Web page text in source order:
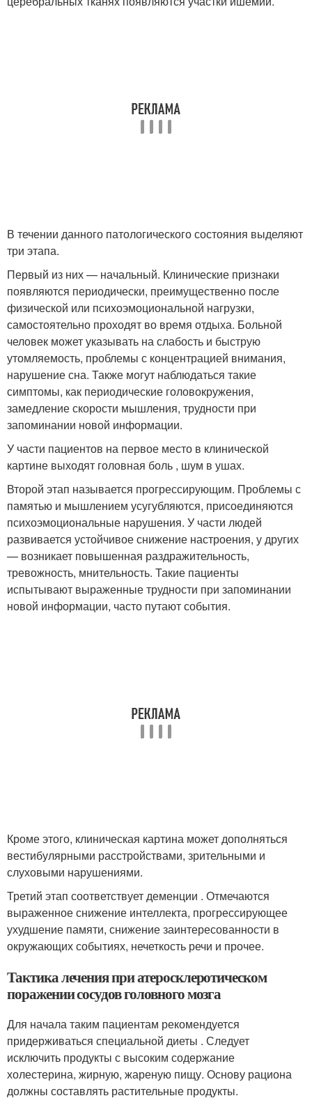
В течении данного патологического состояния выделяют
три этапа.
Первый из них — начальный. Клинические признаки
появляются периодически, преимущественно после
физической или психоэмоциональной нагрузки,
самостоятельно проходят во время отдыха. Больной
человек может указывать на слабость и быструю
утомляемость, проблемы с концентрацией внимания,
нарушение сна. Также могут наблюдаться такие
симптомы, как периодические головокружения,
замедление скорости мышления, трудности при
запоминании новой информации.
У части пациентов на первое место в клинической
картине выходят головная боль , шум в ушах.
Второй этап называется прогрессирующим. Проблемы с
памятью и мышлением усугубляются, присоединяются
психоэмоциональные нарушения. У части людей
развивается устойчивое снижение настроения, у других
— возникает повышенная раздражительность,
тревожность, мнительность. Такие пациенты
испытывают выраженные трудности при запоминании
новой информации, часто путают события.
Кроме этого, клиническая картина может дополняться
вестибулярными расстройствами, зрительными и
слуховыми нарушениями.
Третий этап соответствует деменции . Отмечаются
выраженное снижение интеллекта, прогрессирующее
ухудшение памяти, снижение заинтересованности в
окружающих событиях, нечеткость речи и прочее.
Тактика лечения при атеросклеротическом
поражении сосудов головного мозга
Для начала таким пациентам рекомендуется
придерживаться специальной диеты . Следует
исключить продукты с высоким содержание
холестерина, жирную, жареную пищу. Основу рациона
должны составлять растительные продукты.